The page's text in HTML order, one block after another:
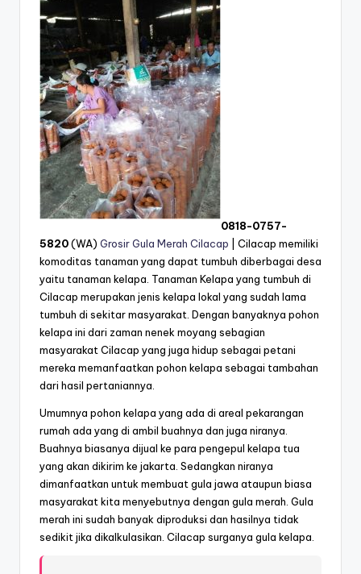
0818-0757-
5820(WA) Grosir Gula Merah Cilacap | Cilacap memiliki
komoditas tanaman yang dapat tumbuh diberbagai desa
yaitu tanaman kelapa. Tanaman Kelapa yang tumbuh di
Cilacap merupakan jenis kelapa lokal yang sudah lama
tumbuh di sekitar masyarakat. Dengan banyaknya pohon
kelapa ini dari zaman nenek moyang sebagian
masyarakat Cilacap yang juga hidup sebagai petani
mereka memanfaatkan pohon kelapa sebagai tambahan
dari hasil pertaniannya.
Umumnya pohon kelapa yang ada di areal pekarangan
rumah ada yang di ambil buahnya dan juga niranya.
Buahnya biasanya dijual ke para pengepul kelapa tua
yang akan dikirim ke jakarta. Sedangkan niranya
dimanfaatkan untuk membuat gula jawa ataupun biasa
masyarakat kita menyebutnya dengan gula merah. Gula
merah ini sudah banyak diproduksi dan hasilnya tidak
sedikit jika dikalkulasikan. Cilacap surganya gula kelapa.